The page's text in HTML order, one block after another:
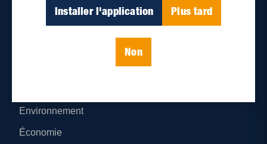
Installer l'application Plus tard
Non
Parutions numériques
Environnement
Économie